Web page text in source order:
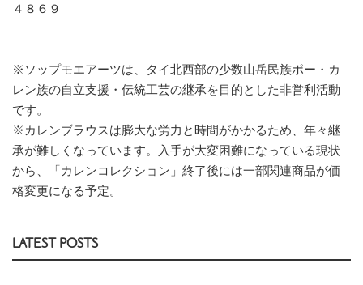
４８６９
※ソップモエアーツは、タイ北西部の少数山岳民族ポー・カ
レン族の自立支援・伝統工芸の継承を目的とした非営利活動
です。
※カレンブラウスは膨大な労力と時間がかかるため、年々継
承が難しくなっています。入手が大変困難になっている現状
から、「カレンコレクション」終了後には一部関連商品が価
格変更になる予定。
LATEST POSTS